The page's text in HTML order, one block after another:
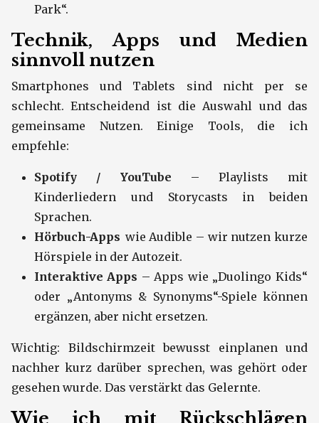
Park“.
Technik, Apps und Medien
sinnvoll nutzen
Smartphones und Tablets sind nicht per se
schlecht. Entscheidend ist die Auswahl und das
gemeinsame Nutzen. Einige Tools, die ich
empfehle:
Spotify / YouTube – Playlists mit
Kinderliedern und Storycasts in beiden
Sprachen.
Hörbuch-Apps wie Audible – wir nutzen kurze
Hörspiele in der Autozeit.
Interaktive Apps – Apps wie „Duolingo Kids“
oder „Antonyms & Synonyms“-Spiele können
ergänzen, aber nicht ersetzen.
Wichtig: Bildschirmzeit bewusst einplanen und
nachher kurz darüber sprechen, was gehört oder
gesehen wurde. Das verstärkt das Gelernte.
Wie ich mit Rückschlägen